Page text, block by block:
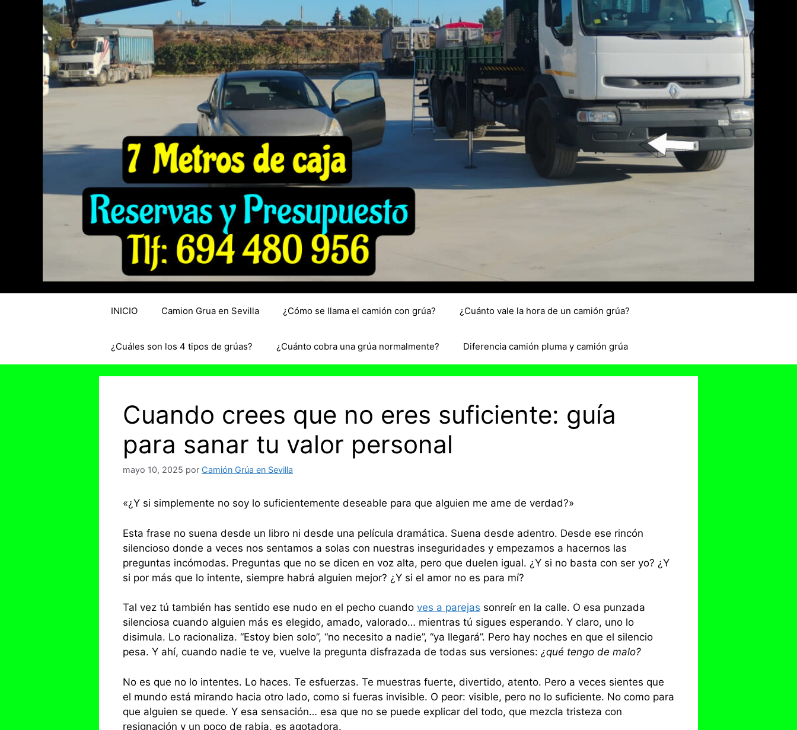
INICIO Camion Grua en Sevilla ¿Cómo se llama el camión con grúa? ¿Cuánto vale la hora de un camión grúa?
¿Cuáles son los 4 tipos de grúas? ¿Cuánto cobra una grúa normalmente? Diferencia camión pluma y camión grúa
Cuando crees que no eres suficiente: guía
para sanar tu valor personal
mayo 10, 2025 por Camión Grúa en Sevilla
«¿Y si simplemente no soy lo suficientemente deseable para que alguien me ame de verdad?»
Esta frase no suena desde un libro ni desde una película dramática. Suena desde adentro. Desde ese rincón
silencioso donde a veces nos sentamos a solas con nuestras inseguridades y empezamos a hacernos las
preguntas incómodas. Preguntas que no se dicen en voz alta, pero que duelen igual. ¿Y si no basta con ser yo? ¿Y
si por más que lo intente, siempre habrá alguien mejor? ¿Y si el amor no es para mí?
Tal vez tú también has sentido ese nudo en el pecho cuando ves a parejas sonreír en la calle. O esa punzada
silenciosa cuando alguien más es elegido, amado, valorado… mientras tú sigues esperando. Y claro, uno lo
disimula. Lo racionaliza. “Estoy bien solo”, “no necesito a nadie”, “ya llegará”. Pero hay noches en que el silencio
pesa. Y ahí, cuando nadie te ve, vuelve la pregunta disfrazada de todas sus versiones: ¿qué tengo de malo?
No es que no lo intentes. Lo haces. Te esfuerzas. Te muestras fuerte, divertido, atento. Pero a veces sientes que
el mundo está mirando hacia otro lado, como si fueras invisible. O peor: visible, pero no lo suficiente. No como para
que alguien se quede. Y esa sensación… esa que no se puede explicar del todo, que mezcla tristeza con
resignación y un poco de rabia, es agotadora.